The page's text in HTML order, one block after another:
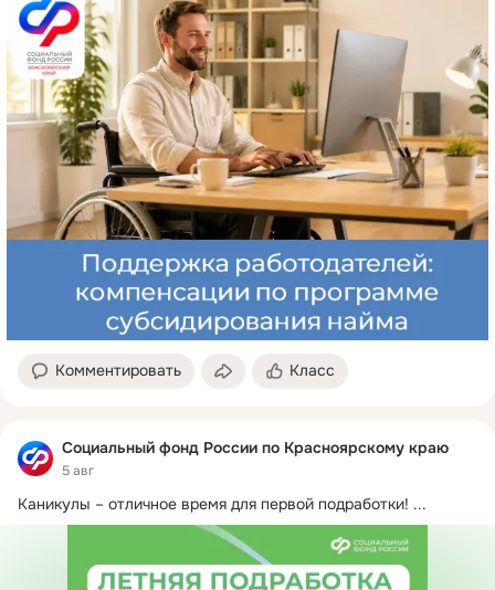
Комментировать Класс
Социальный фонд России по Красноярскому краю
5 авг
Каникулы – отличное время для первой подработки! ...